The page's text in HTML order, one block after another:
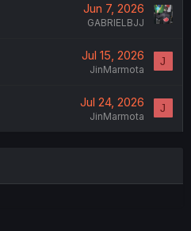
Jun 7, 2026
GABRIELBJJ
Jul 15, 2026
JinMarmota
J
Jul 24, 2026
JinMarmota
J